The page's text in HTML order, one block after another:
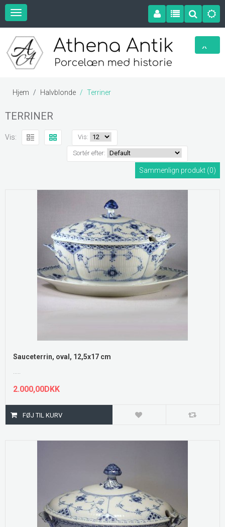
Hjem Halvblonde Terriner
TERRINER
Vis: Vis:
Sortér efter:
Sammenlign produkt (0)
Sauceterrin, oval, 12,5x17 cm
.....
2.000,00DKK